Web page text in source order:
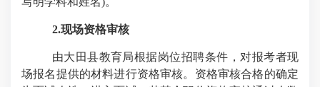
2.现场资格审核
由大田县教育局根据岗位招聘条件，对报考者现
场报名提供的材料进行资格审核。资格审核合格的确定